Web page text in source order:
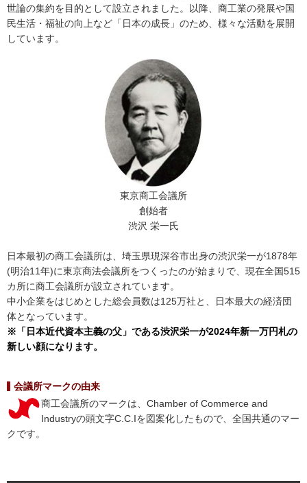
世論の集約を目的として設立されました。以降、商工業の発展や国
民生活・福祉の向上など「日本の成長」のため、様々な活動を展開
しています。
東京商工会議所
創始者
渋沢 栄一氏
日本最初の商工会議所は、埼玉県現深谷市出身の渋沢栄一が1878年
(明治11年)に東京商法会議所をつくったのが始まりで、現在全国515
カ所に商工会議所が設立されています。
中小企業をはじめとした総会員数は125万社と、日本最大の経済団
体となっています。
※「日本近代資本主義の父」である渋沢栄一が2024年新一万円札の
新しい顔になります。
会議所マークの由来
商工会議所のマークは、Chamber of Commerce and
Industryの頭文字C.C.Iを図案化したもので、全国共通のマー
クです。